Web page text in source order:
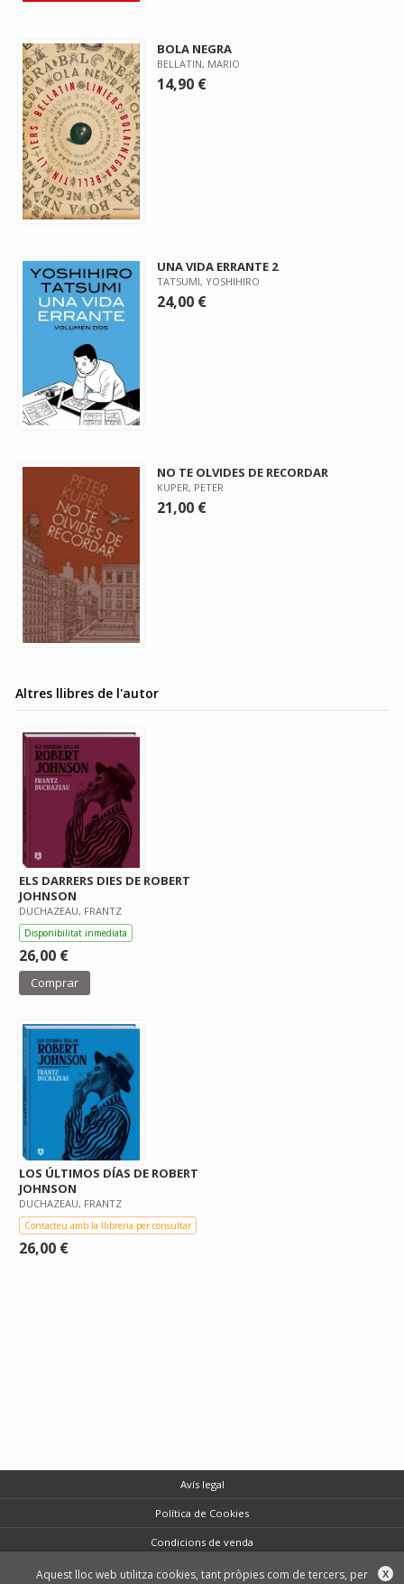
BOLA NEGRA
BELLATIN, MARIO
14,90 €
UNA VIDA ERRANTE 2
TATSUMI, YOSHIHIRO
24,00 €
NO TE OLVIDES DE RECORDAR
KUPER, PETER
21,00 €
Altres llibres de l'autor
ELS DARRERS DIES DE ROBERT
JOHNSON
DUCHAZEAU, FRANTZ
Disponibilitat inmediata
26,00 €
Comprar
LOS ÚLTIMOS DÍAS DE ROBERT
JOHNSON
DUCHAZEAU, FRANTZ
Contacteu amb la llibreria per consultar
26,00 €
Avís legal
Política de Cookies
Condicions de venda
Protecció de dades X
Aquest lloc web utilitza cookies, tant pròpies com de tercers, per